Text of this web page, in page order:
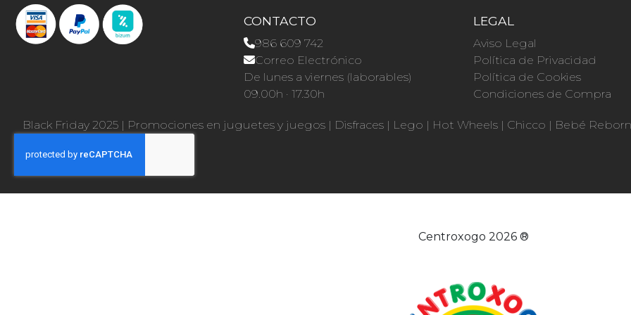
CONTACTO
986 609 742
Correo Electrónico
De lunes a viernes (laborables)
09.00h · 17.30h
LEGAL
Aviso Legal
Política de Privacidad
Política de Cookies
Condiciones de Compra
Black Friday 2025 | Promociones en juguetes y juegos | Disfraces | Lego | Hot Wheels | Chicco | Bebé Reborn
Centroxogo 2026 ®